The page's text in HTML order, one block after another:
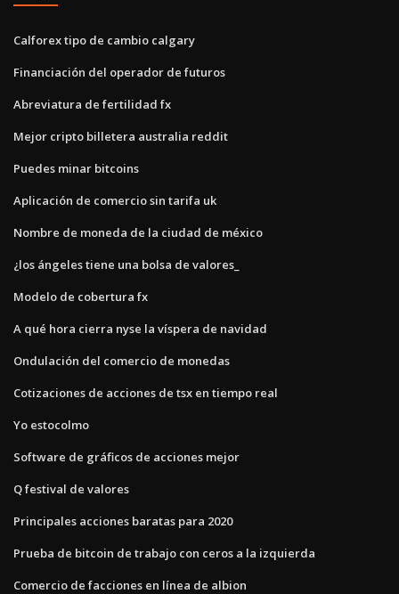
Calforex tipo de cambio calgary
Financiación del operador de futuros
Abreviatura de fertilidad fx
Mejor cripto billetera australia reddit
Puedes minar bitcoins
Aplicación de comercio sin tarifa uk
Nombre de moneda de la ciudad de méxico
¿los ángeles tiene una bolsa de valores_
Modelo de cobertura fx
A qué hora cierra nyse la víspera de navidad
Ondulación del comercio de monedas
Cotizaciones de acciones de tsx en tiempo real
Yo estocolmo
Software de gráficos de acciones mejor
Q festival de valores
Principales acciones baratas para 2020
Prueba de bitcoin de trabajo con ceros a la izquierda
Comercio de facciones en línea de albion